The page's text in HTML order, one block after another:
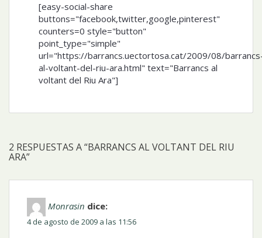
[easy-social-share
buttons="facebook,twitter,google,pinterest"
counters=0 style="button"
point_type="simple"
url="https://barrancs.uectortosa.cat/2009/08/
al-voltant-del-riu-ara.html" text="Barrancs al
voltant del Riu Ara"]
2 RESPUESTAS A “BARRANCS AL VOLTANT DEL RIU
ARA”
Monrasin dice:
4 de agosto de 2009 a las 11:56